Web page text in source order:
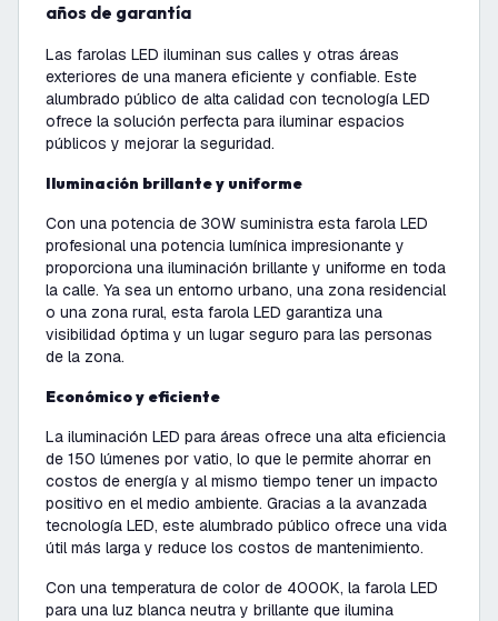
años de garantía
Las farolas LED iluminan sus calles y otras áreas
exteriores de una manera eficiente y confiable. Este
alumbrado público de alta calidad con tecnología LED
ofrece la solución perfecta para iluminar espacios
públicos y mejorar la seguridad.
Iluminación brillante y uniforme
Con una potencia de 30W suministra esta farola LED
profesionaluna potencia lumínica impresionante y
proporciona una iluminación brillante y uniforme en toda
la calle. Ya sea un entorno urbano, una zona residencial
o una zona rural, esta farola LED garantiza una
visibilidad óptima y un lugar seguro para las personas
de la zona.
Económico y eficiente
La iluminación LED para áreas ofrece una alta eficiencia
de 150 lúmenes por vatio, lo que le permite ahorrar en
costos de energía y al mismo tiempo tener un impacto
positivo en el medio ambiente. Gracias a la avanzada
tecnología LED, este alumbrado público ofrece una vida
útil más larga y reduce los costos de mantenimiento.
Con una temperatura de color de 4000K, la farola LED
para una luz blanca neutra y brillante que ilumina